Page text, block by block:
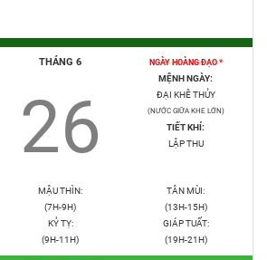
THÁNG 6
26
NGÀY HOÀNG ĐẠO *
MỆNH NGÀY:
ĐẠI KHÊ THỦY
(NƯỚC GIỮA KHE LỚN)
TIẾT KHÍ:
LẬP THU
MẬU THÌN:
(7H-9H)
KỶ TỴ:
(9H-11H)
TÂN MÙI:
(13H-15H)
GIÁP TUẤT:
(19H-21H)